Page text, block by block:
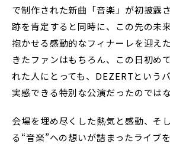
で制作された新曲「音楽」が初披露
跡を肯定すると同時に、この先の未
抱かせる感動的なフィナーレを迎え
きたファンはもちろん、この日初め
れた人にとっても、DEZERTという
実感できる特別な公演だったのでは
会場を埋め尽くした熱気と感動、そ
る“音楽”への想いが詰まったライブ